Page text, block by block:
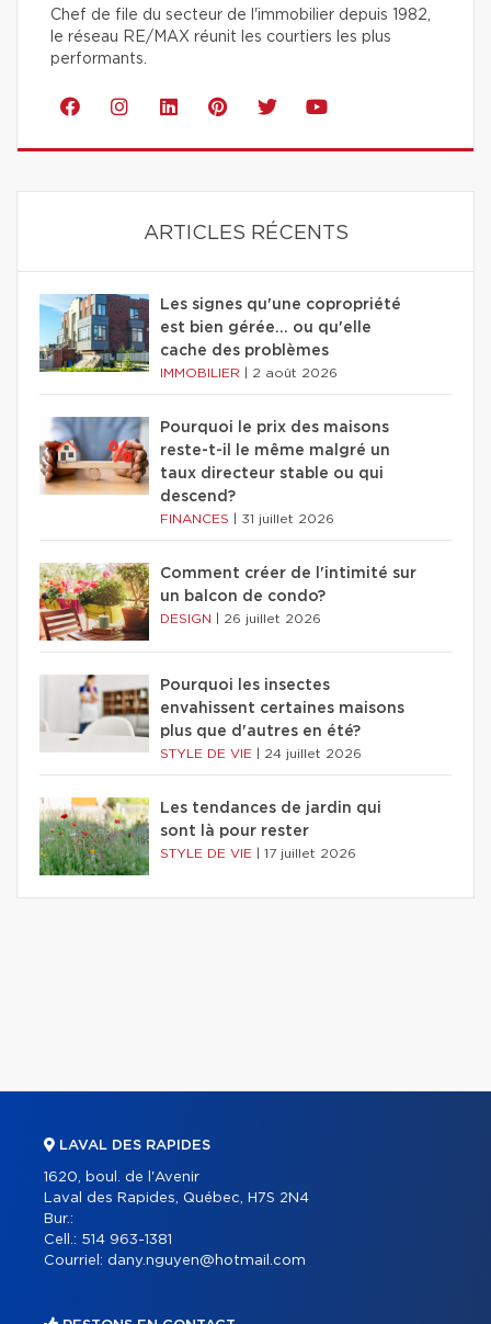
Chef de file du secteur de l'immobilier depuis 1982,
le réseau RE/MAX réunit les courtiers les plus
performants.
ARTICLES RÉCENTS
Les signes qu'une copropriété
est bien gérée… ou qu'elle
cache des problèmes
IMMOBILIER 2 août 2026
Pourquoi le prix des maisons
reste-t-il le même malgré un
taux directeur stable ou qui
descend?
FINANCES 31 juillet 2026
Comment créer de l'intimité sur
un balcon de condo?
DESIGN 26 juillet 2026
Pourquoi les insectes
envahissent certaines maisons
plus que d'autres en été?
STYLE DE VIE 24 juillet 2026
Les tendances de jardin qui
sont là pour rester
STYLE DE VIE 17 juillet 2026
LAVAL DES RAPIDES
1620, boul. de l'Avenir
Laval des Rapides, Québec, H7S 2N4
Bur.:
Cell.: 514 963-1381
Courriel: dany.nguyen@hotmail.com